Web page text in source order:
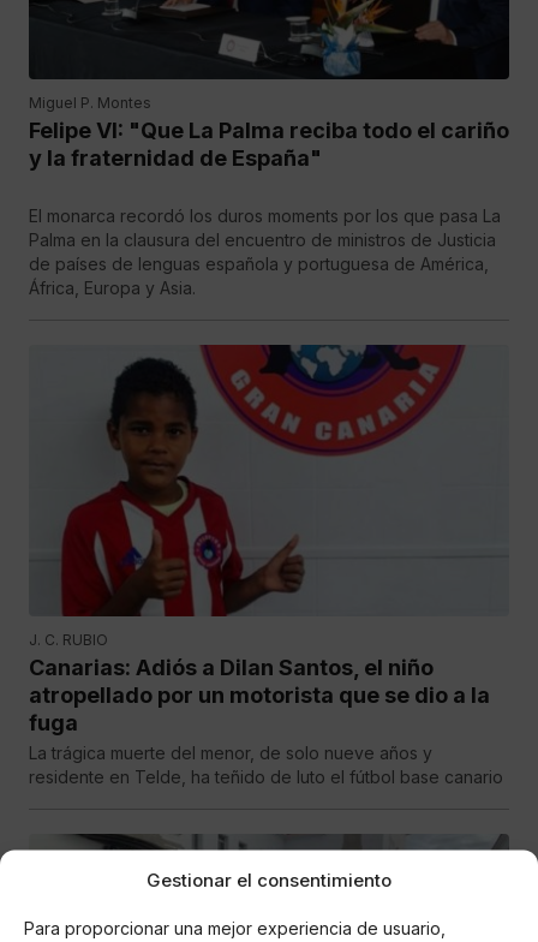
Gestionar el consentimiento
Para proporcionar una mejor experiencia de usuario,
Miguel P. Montes
Felipe VI: "Que La Palma reciba todo el cariño
y la fraternidad de España"
El monarca recordó los duros moments por los que pasa La
Palma en la clausura del encuentro de ministros de Justicia
de países de lenguas española y portuguesa de América,
África, Europa y Asia.
J. C. RUBIO
Canarias: Adiós a Dilan Santos, el niño
atropellado por un motorista que se dio a la
fuga
La trágica muerte del menor, de solo nueve años y
residente en Telde, ha teñido de luto el fútbol base canario